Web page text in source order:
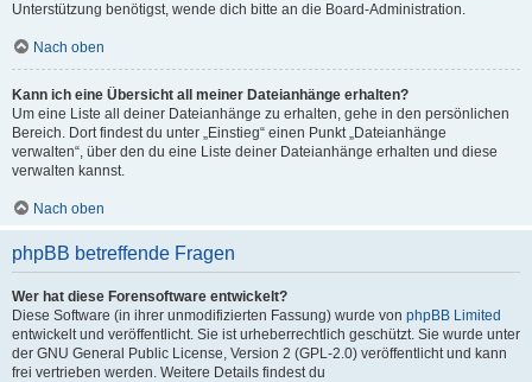
Unterstützung benötigst, wende dich bitte an die Board-Administration.
Nach oben
Kann ich eine Übersicht all meiner Dateianhänge erhalten?
Um eine Liste all deiner Dateianhänge zu erhalten, gehe in den persönlichen
Bereich. Dort findest du unter „Einstieg“ einen Punkt „Dateianhänge
verwalten“, über den du eine Liste deiner Dateianhänge erhalten und diese
verwalten kannst.
Nach oben
phpBB betreffende Fragen
Wer hat diese Forensoftware entwickelt?
Diese Software (in ihrer unmodifizierten Fassung) wurde von phpBB Limited
entwickelt und veröffentlicht. Sie ist urheberrechtlich geschützt. Sie wurde unter
der GNU General Public License, Version 2 (GPL-2.0) veröffentlicht und kann
frei vertrieben werden. Weitere Details findest du